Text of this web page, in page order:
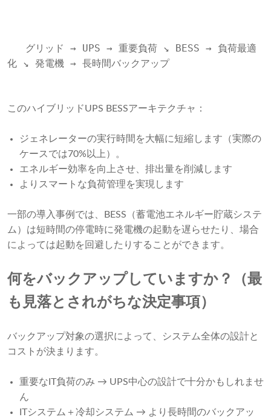
   グリッド → UPS → 重要負荷 ↘ BESS → 負荷最適
化 ↘ 発電機 → 長時間バックアップ
このハイブリッドUPS BESSアーキテクチャ：
ジェネレーターの実行時間を大幅に短縮します（実際の
ケースでは70%以上）。
エネルギー効率を向上させ、排出量を削減します
よりスマートな負荷管理を実現します
一部の導入事例では、BESS（蓄電池エネルギー貯蔵システ
ム）は短時間の停電時に発電機の起動を遅らせたり、場合
によっては起動を回避したりすることができます。
何をバックアップしていますか？（最
も見落とされがちな決定事項）
バックアップ対象の選択によって、システム全体の設計と
コストが決まります。
重要なIT負荷のみ → UPS中心の設計で十分かもしれませ
ん
ITシステム＋冷却システム → より長時間のバックアッ